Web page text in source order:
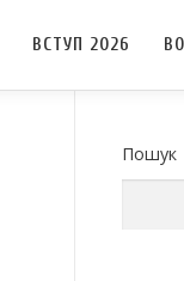
ВСТУП 2026
Пошук